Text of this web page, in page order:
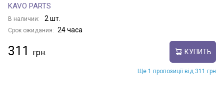
KAVO PARTS
В наличии: 2 шт.
Срок ожидания: 24 часа
311 КУПИТЬ
Ще 1 пропозиції від 311 грн